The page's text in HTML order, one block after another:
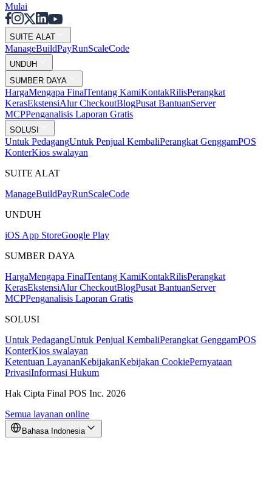
Mulai
SUITE ALAT
ManageBuildPayRunScaleCode
UNDUH
SUMBER DAYA
HargaMengapa FinalTentang KamiKontakRilisPerangkat
KerasEkstensiAlur CheckoutBlogPusat BantuanServer
MCPPenganalisis Laporan Gratis
SOLUSI
Untuk PedagangUntuk Penjual KembaliPerangkat GenggamPOS
KonterKios swalayan
SUITE ALAT
ManageBuildPayRunScaleCode
UNDUH
iOS App StoreGoogle Play
SUMBER DAYA
HargaMengapa FinalTentang KamiKontakRilisPerangkat
KerasEkstensiAlur CheckoutBlogPusat BantuanServer
MCPPenganalisis Laporan Gratis
SOLUSI
Untuk PedagangUntuk Penjual KembaliPerangkat GenggamPOS
KonterKios swalayan
Ketentuan LayananKebijakanKebijakan CookiePernyataan
PrivasiInformasi Hukum
Hak Cipta Final POS Inc. 2026
Semua layanan online
Bahasa Indonesia